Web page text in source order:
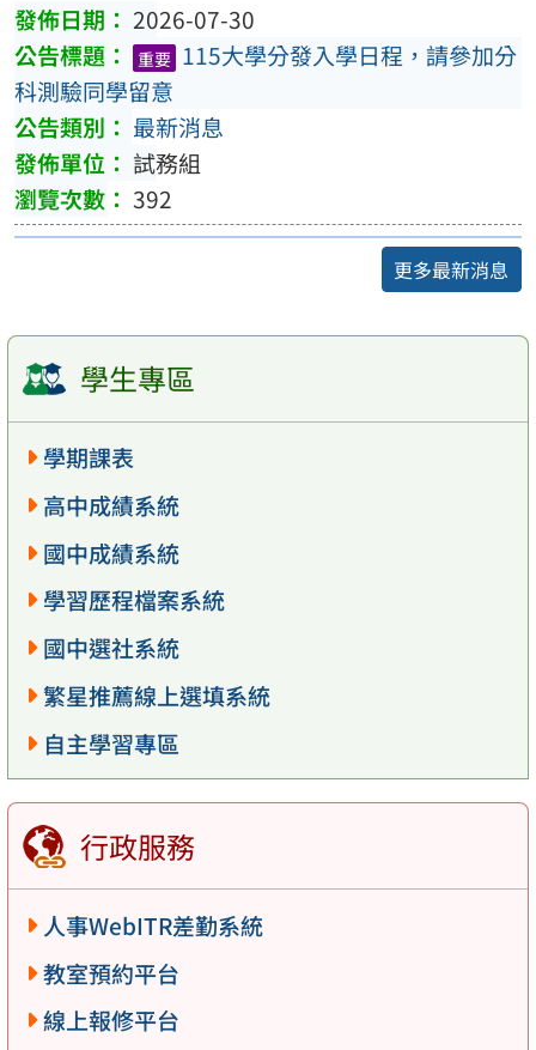
2026-07-30
重要 115大學分發入學日程，請參加分
科測驗同學留意
最新消息
試務組
392
更多最新消息
學生專區
學期課表
高中成績系統
國中成績系統
學習歷程檔案系統
國中選社系統
繁星推薦線上選填系統
自主學習專區
行政服務
人事WebITR差勤系統
教室預約平台
線上報修平台